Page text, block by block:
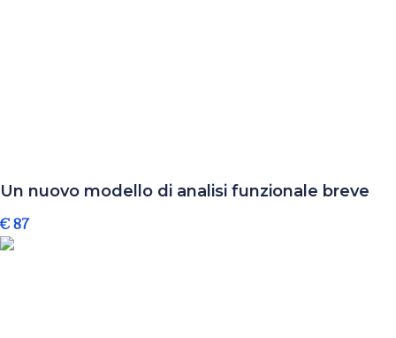
Un nuovo modello di analisi funzionale breve
€ 87